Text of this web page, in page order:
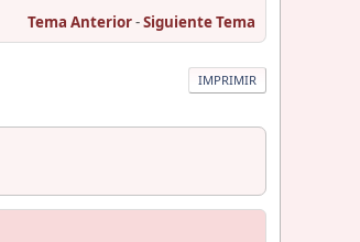
Tema Anterior-Siguiente Tema
IMPRIMIR